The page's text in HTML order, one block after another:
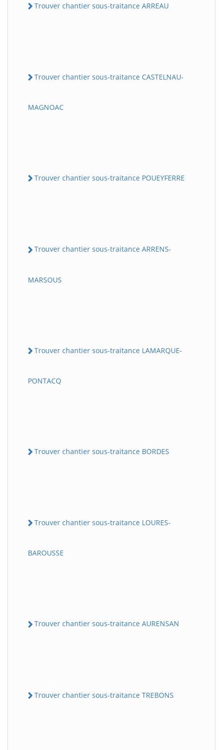
Trouver chantier sous-traitance ARREAU
Trouver chantier sous-traitance CASTELNAU-
MAGNOAC
Trouver chantier sous-traitance POUEYFERRE
Trouver chantier sous-traitance ARRENS-
MARSOUS
Trouver chantier sous-traitance LAMARQUE-
PONTACQ
Trouver chantier sous-traitance BORDES
Trouver chantier sous-traitance LOURES-
BAROUSSE
Trouver chantier sous-traitance AURENSAN
Trouver chantier sous-traitance TREBONS